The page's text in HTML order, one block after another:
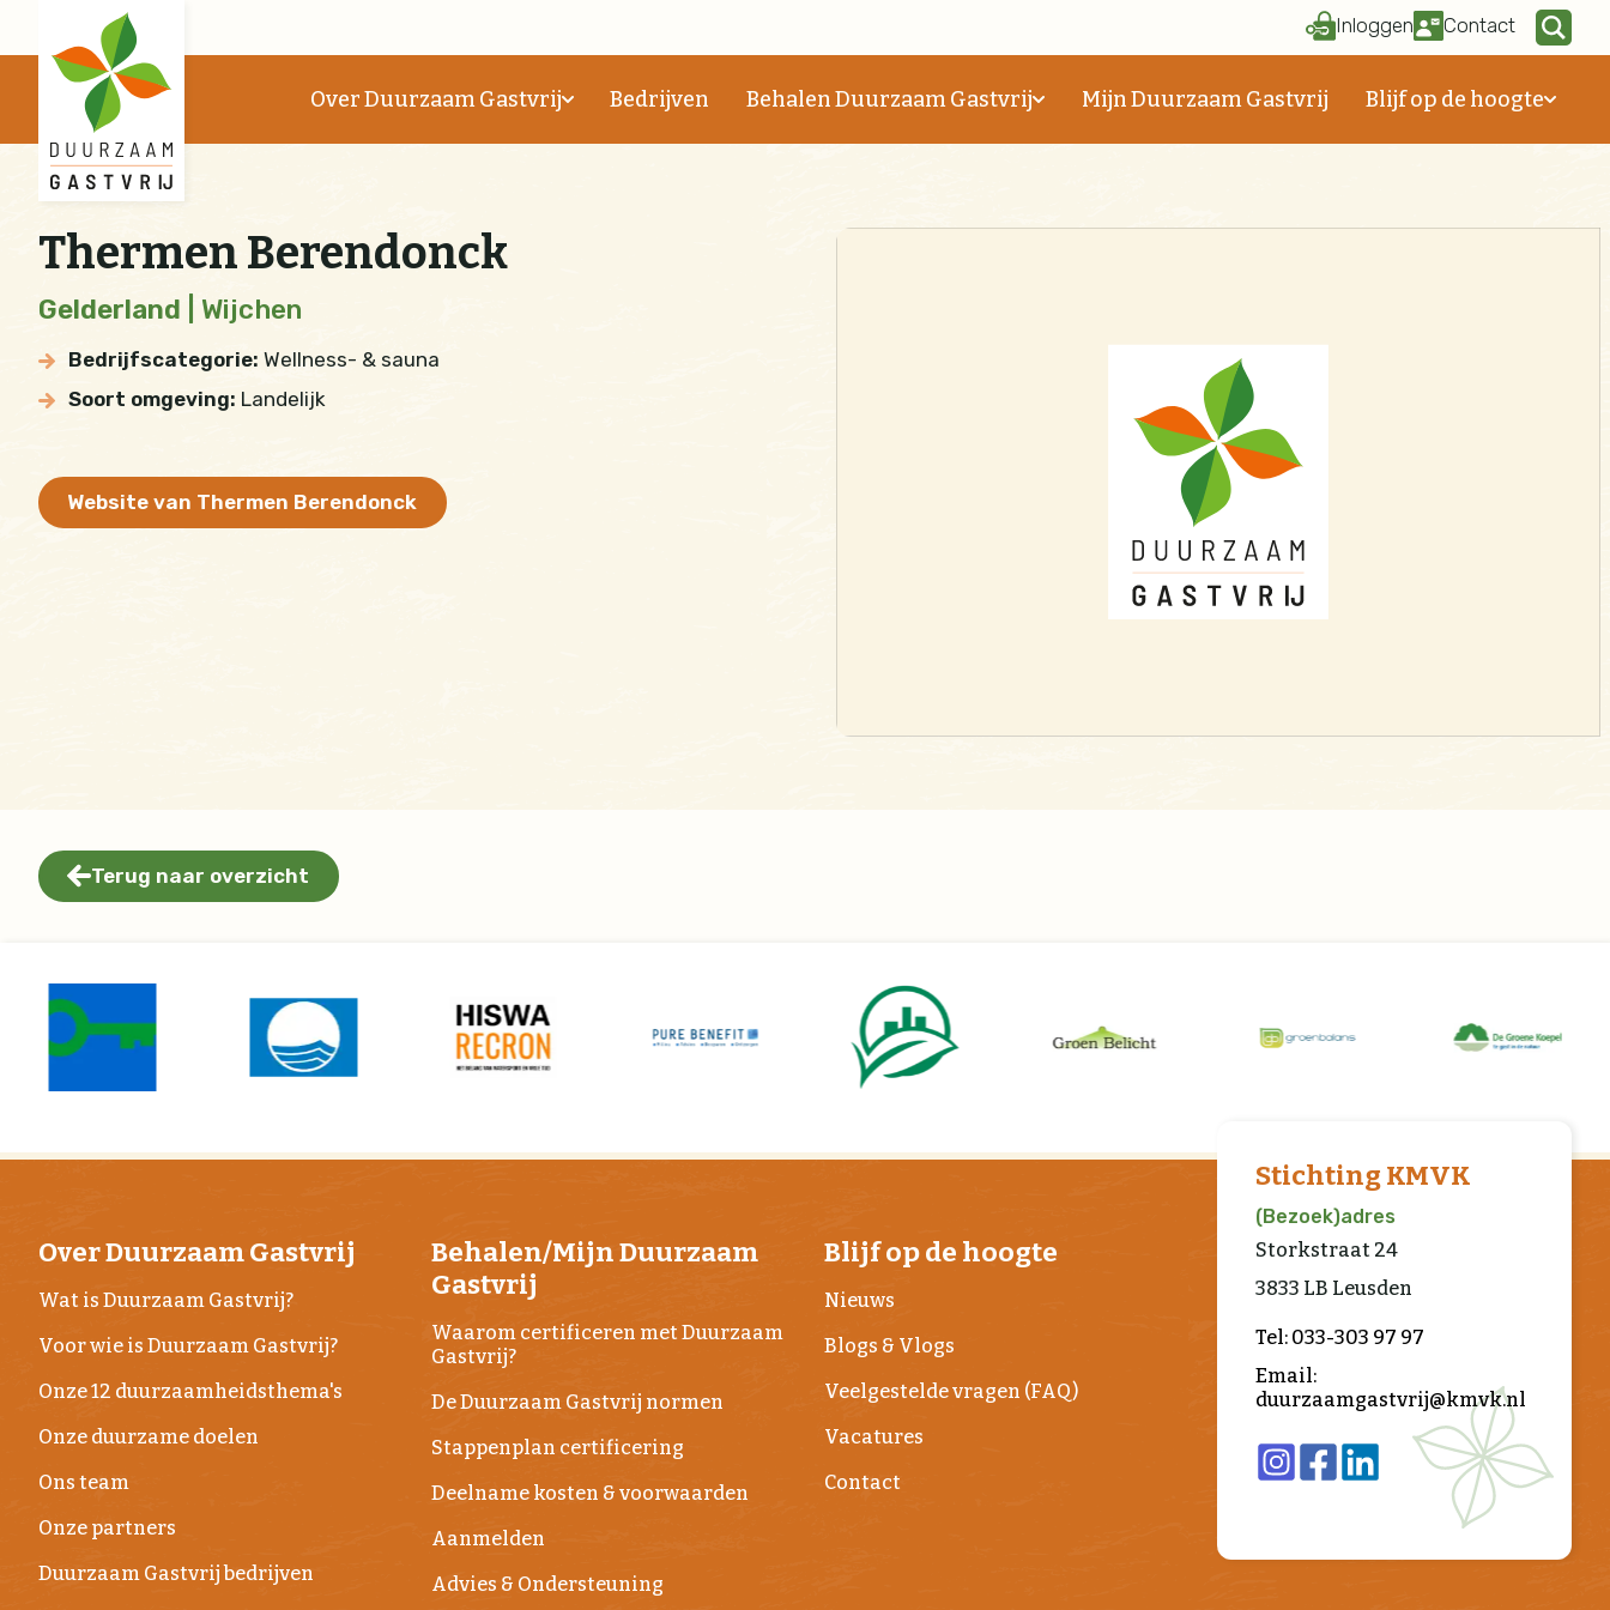
Inloggen Contact
Over Duurzaam Gastvrij Bedrijven Behalen Duurzaam Gastvrij Mijn Duurzaam Gastvrij Blijf op de hoogte
Thermen Berendonck
Gelderland | Wijchen
Bedrijfscategorie: Wellness- & sauna
Soort omgeving: Landelijk
Website van Thermen Berendonck
Terug naar overzicht
Over Duurzaam Gastvrij
Wat is Duurzaam Gastvrij?
Voor wie is Duurzaam Gastvrij?
Onze 12 duurzaamheidsthema's
Onze duurzame doelen
Ons team
Onze partners
Duurzaam Gastvrij bedrijven
Behalen/Mijn Duurzaam
Gastvrij
Waarom certificeren met Duurzaam
Gastvrij?
De Duurzaam Gastvrij normen
Stappenplan certificering
Deelname kosten & voorwaarden
Aanmelden
Advies & Ondersteuning
Blijf op de hoogte
Nieuws
Blogs & Vlogs
Veelgestelde vragen (FAQ)
Vacatures
Contact
Stichting KMVK
(Bezoek)adres
Storkstraat 24
3833 LB Leusden
Tel: 033-303 97 97
Email:
duurzaamgastvrij@kmvk.nl